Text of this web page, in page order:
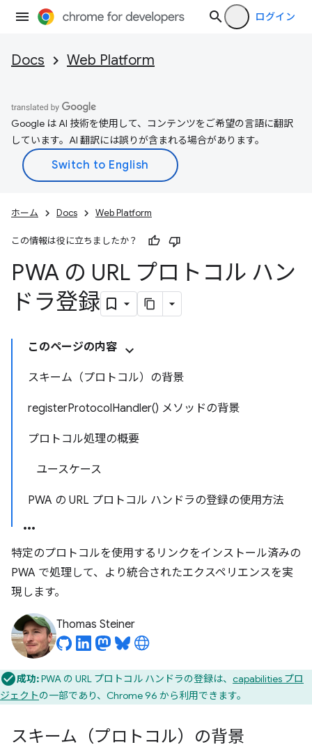
ログイン
Docs Web Platform
Google は AI 技術を使用して、コンテンツをご希望の言語に翻訳
しています。AI 翻訳には誤りが含まれる場合があります。
ホーム Docs Web Platform
この情報は役に立ちましたか？
PWA の URL プロトコル ハン
ドラ登録
このページの内容
スキーム（プロトコル）の背景
registerProtocolHandler() メソッドの背景
プロトコル処理の概要
ユースケース
PWA の URL プロトコル ハンドラの登録の使用方法
特定のプロトコルを使用するリンクをインストール済みの
PWA で処理して、より統合されたエクスペリエンスを実
現します。
Thomas Steiner
成功:PWA の URL プロトコル ハンドラの登録は、 capabilities プロ
ジェクトの一部であり、Chrome 96 から利用できます。
スキーム（プロトコル）の背景